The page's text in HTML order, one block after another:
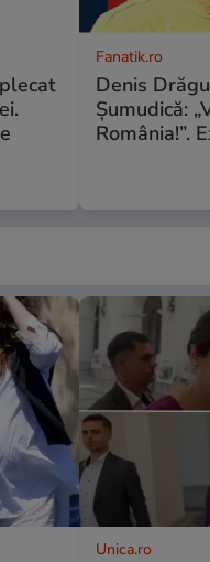
Fanatik.ro
Denis
Șumudică:
România!”.
Unica.ro